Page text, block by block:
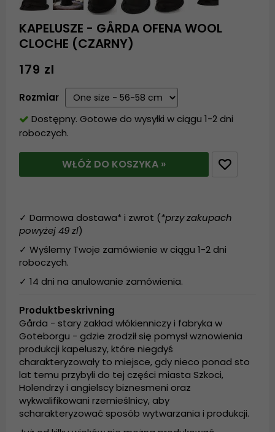
KAPELUSZE - GÅRDA OFENA WOOL
CLOCHE (CZARNY)
179 zl
Rozmiar
Dostępny. Gotowe do wysyłki w ciągu 1-2 dni
roboczych.
WŁÓŻ DO KOSZYKA »
✓ Darmowa dostawa* i zwrot (*przy zakupach
powyżej 49 zl)
✓ Wyślemy Twoje zamówienie w ciągu 1-2 dni
roboczych.
✓ 14 dni na anulowanie zamówienia.
Produktbeskrivning
Gårda - stary zakład włókienniczy i fabryka w
Goteborgu - gdzie zrodził się pomysł wznowienia
produkcji kapeluszy, które niegdyś
charakteryzowały to miejsce, gdy nieco ponad sto
lat temu przybyli do tej części miasta Szkoci,
Holendrzy i angielscy biznesmeni oraz
wykwalifikowani rzemieślnicy, aby
scharakteryzować sposób wytwarzania i produkcji.